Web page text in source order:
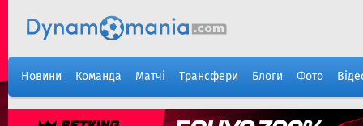
Новини Команда Матчі Трансфери Блоги Фото